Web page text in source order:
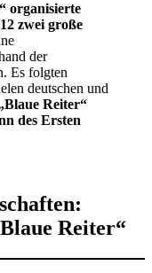
organisierte
zwei große
der
Es folgten
deutschen und
Reiter“
des Ersten
Reiter“